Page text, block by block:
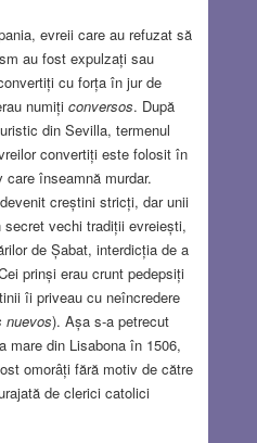
evreii care au refuzat să
au fost expulzați sau
cu forța în jur de
numiți conversos. După
din Sevilla, termenul
convertiți este folosit în
înseamnă murdar.
creștini stricți, dar unii
vechi tradiții evreiești,
de Șabat, interdicția de a
prinși erau crunt pedepsiți
îi priveau cu neîncredere
nuevos). Așa s-a petrecut
mare din Lisabona în 1506,
omorâți fără motiv de către
de clerici catolici